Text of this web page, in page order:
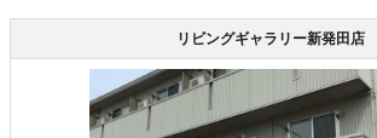
リビングギャラリー新発田店